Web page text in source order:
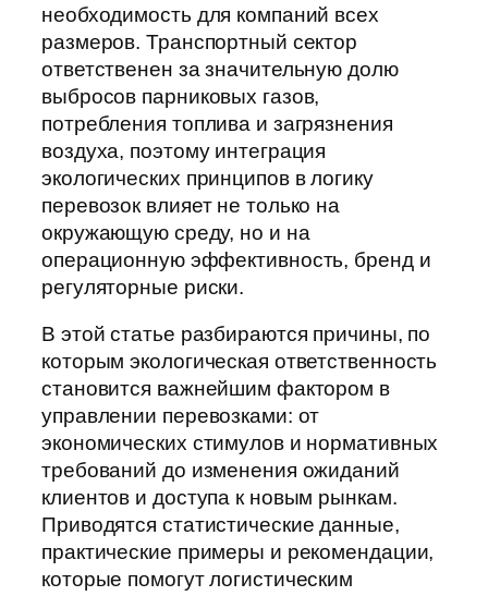
необходимость для компаний всех
размеров. Транспортный сектор
ответственен за значительную долю
выбросов парниковых газов,
потребления топлива и загрязнения
воздуха, поэтому интеграция
экологических принципов в логику
перевозок влияет не только на
окружающую среду, но и на
операционную эффективность, бренд и
регуляторные риски.
В этой статье разбираются причины, по
которым экологическая ответственность
становится важнейшим фактором в
управлении перевозками: от
экономических стимулов и нормативных
требований до изменения ожиданий
клиентов и доступа к новым рынкам.
Приводятся статистические данные,
практические примеры и рекомендации,
которые помогут логистическим